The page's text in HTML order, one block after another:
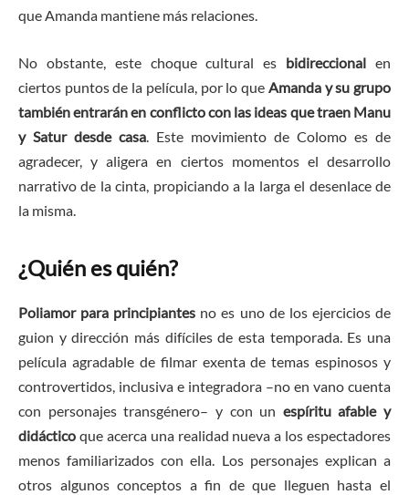
que Amanda mantiene más relaciones.
No obstante, este choque cultural es bidireccional en
ciertos puntos de la película, por lo que Amanda y su grupo
también entrarán en conflicto con las ideas que traen Manu
y Satur desde casa . Este movimiento de Colomo es de
agradecer, y aligera en ciertos momentos el desarrollo
narrativo de la cinta, propiciando a la larga el desenlace de
la misma.
¿Quién es quién?
Poliamor para principiantes no es uno de los ejercicios de
guion y dirección más difíciles de esta temporada. Es una
película agradable de filmar exenta de temas espinosos y
controvertidos, inclusiva e integradora –no en vano cuenta
con personajes transgénero– y con un espíritu afable y
didáctico que acerca una realidad nueva a los espectadores
menos familiarizados con ella. Los personajes explican a
otros algunos conceptos a fin de que lleguen hasta el